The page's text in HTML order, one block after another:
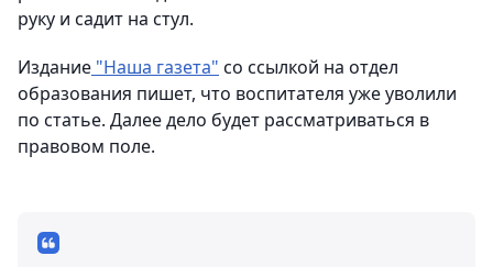
руку и садит на стул.
Издание "Наша газета" со ссылкой на отдел
образования пишет, что воспитателя уже уволили
по статье. Далее дело будет рассматриваться в
правовом поле.